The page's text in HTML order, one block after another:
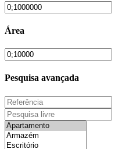
Área
Pesquisa avançada